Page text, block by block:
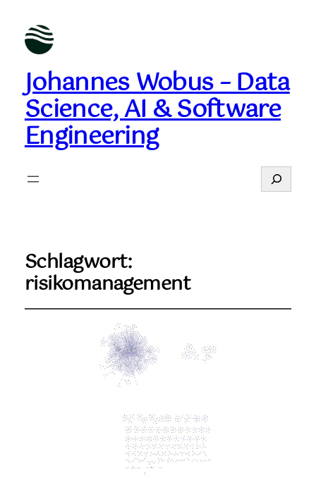
Johannes Wobus – Data
Science, AI & Software
Engineering
Suchen
Schlagwort:
risikomanagement